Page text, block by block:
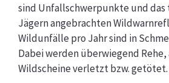
sind Unfallschwerpunkte und
Jägern angebrachten
Wildunfälle pro Jahr sind in
Dabei werdenüberwiegend Rehe,
Wildscheine verletzt bzw. getötet.